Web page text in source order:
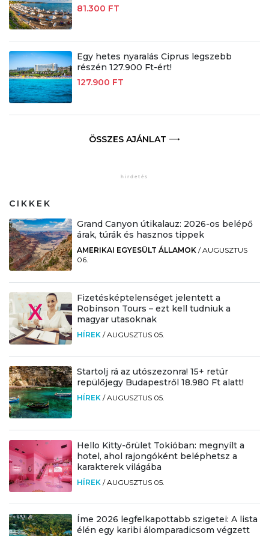
81.300 FT
Egy hetes nyaralás Ciprus legszebb
részén 127.900 Ft-ért!
127.900 FT
ÖSSZES AJÁNLAT
CIKKEK
Grand Canyon útikalauz: 2026-os belépő
árak, túrák és hasznos tippek
AMERIKAI EGYESÜLT ÁLLAMOK /AUGUSZTUS
06.
Fizetésképtelenséget jelentett a
Robinson Tours – ezt kell tudniuk a
magyar utasoknak
HÍREK /AUGUSZTUS 05.
Startolj rá az utószezonra! 15+ retúr
repülőjegy Budapestről 18.980 Ft alatt!
HÍREK /AUGUSZTUS 05.
Hello Kitty-őrület Tokióban: megnyílt a
hotel, ahol rajongóként beléphetsz a
karakterek világába
HÍREK /AUGUSZTUS 05.
Íme 2026 legfelkapottabb szigetei: A lista
élén egy karibi álomparadicsom végzett